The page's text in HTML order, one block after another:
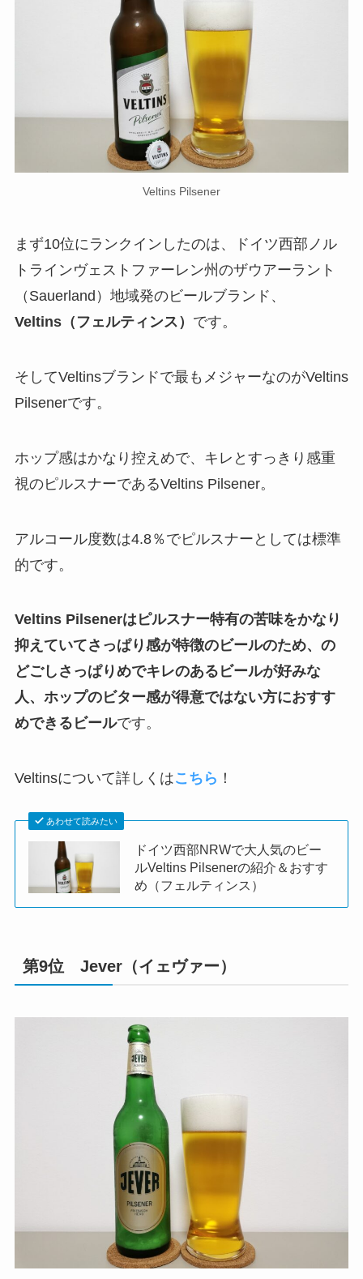
Veltins Pilsener
まず10位にランクインしたのは、ドイツ西部ノル
トラインヴェストファーレン州のザウアーラント
（Sauerland）地域発のビールブランド、
Veltins（フェルティンス） です。
そしてVeltinsブランドで最もメジャーなのがVeltins
Pilsenerです。
ホップ感はかなり控えめで、キレとすっきり感重
視のピルスナーであるVeltins Pilsener。
アルコール度数は4.8％でピルスナーとしては標準
的です。
Veltins Pilsenerはピルスナー特有の苦味をかなり
抑えていてさっぱり感が特徴のビールのため、の
どごしさっぱりめでキレのあるビールが好みな
人、ホップのビター感が得意ではない方におすす
めできるビールです。
Veltinsについて詳しくはこちら ！
あわせて読みたい
ドイツ西部NRWで大人気のビー
ルVeltins Pilsenerの紹介＆おすす
め（フェルティンス）
第9位 Jever（イェヴァー）